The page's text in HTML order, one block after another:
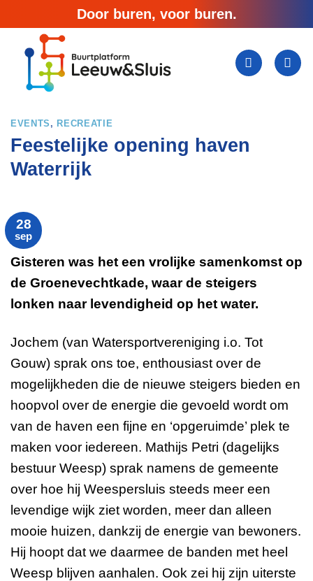
naar
inhoud
Door buren, voor buren.
EVENTS , RECREATIE
Feestelijke opening haven
Waterrijk
28
sep
Gisteren was het een vrolijke samenkomst op
de Groenevechtkade, waar de steigers
lonken naar levendigheid op het water.
Jochem (van Watersportvereniging i.o. Tot
Gouw) sprak ons toe, enthousiast over de
mogelijkheden die de nieuwe steigers bieden en
hoopvol over de energie die gevoeld wordt om
van de haven een fijne en ‘opgeruimde’ plek te
maken voor iedereen. Mathijs Petri (dagelijks
bestuur Weesp) sprak namens de gemeente
over hoe hij Weespersluis steeds meer een
levendige wijk ziet worden, meer dan alleen
mooie huizen, dankzij de energie van bewoners.
Hij hoopt dat we daarmee de banden met heel
Weesp blijven aanhalen. Ook zei hij zijn uiterste